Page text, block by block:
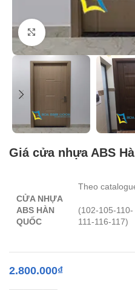
Click to enlarge
Giá cửa nhựa ABS
CỬA NHỰA
ABS HÀN
QUỐC
Theo
(102-105-110-
111-116-117)
2.800.000₫